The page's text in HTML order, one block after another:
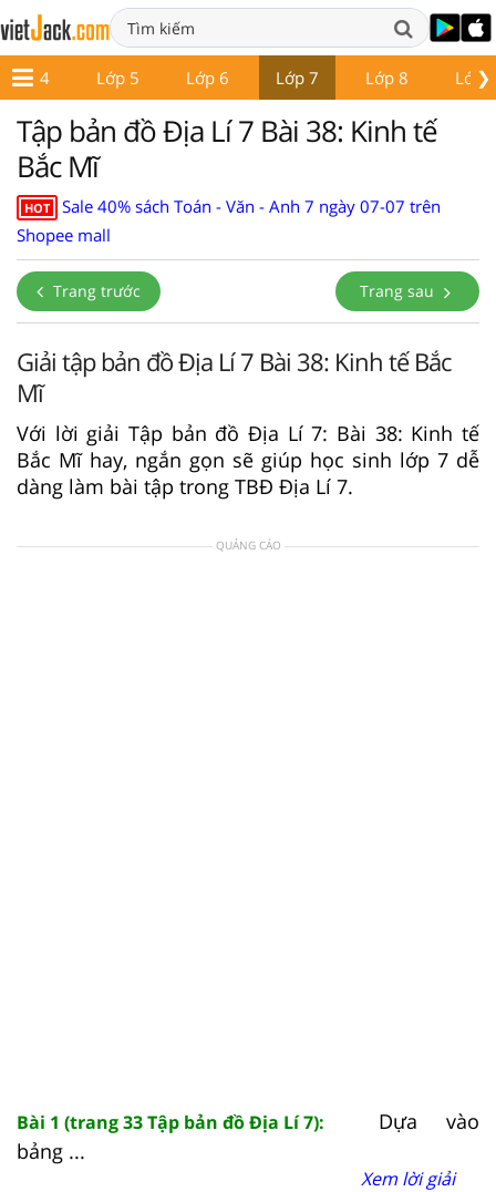
❯
Lớp 4 Lớp 5 Lớp 6 Lớp 7 Lớp 8 Lớp
Tập bản đồ Địa Lí 7 Bài 38: Kinh tế
Bắc Mĩ
HOT
Sale 40% sách Toán - Văn - Anh 7 ngày 07-07 trên
Shopee mall
Trang trước Trang sau
Giải tập bản đồ Địa Lí 7 Bài 38: Kinh tế Bắc
Mĩ
Với lời giải Tập bản đồ Địa Lí 7: Bài 38: Kinh tế
Bắc Mĩ hay, ngắn gọn sẽ giúp học sinh lớp 7 dễ
dàng làm bài tập trong TBĐ Địa Lí 7.
QUẢNG CÁO
Bài 1 (trang 33 Tập bản đồ Địa Lí 7):
Dựa vào
bảng ...
Xem lời giải